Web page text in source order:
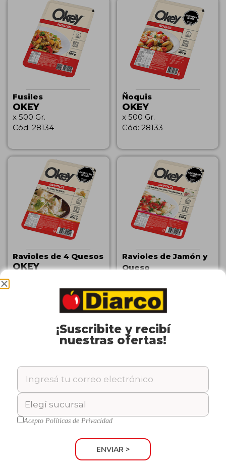
Fusiles
OKEY
x 500 Gr.
Cód: 28134
Ñoquis
OKEY
x 500 Gr.
Cód: 28133
Ravioles de 4 Quesos
OKEY
Ravioles de Jamón y
Queso
x 500 Gr.
Cód: 24308
Ravioles de Pollo y
Verdura
Ravioles de Ricotta
x 500 Gr.
Cód: 24306
¡Suscribite y recibí
nuestras ofertas!
Acepto Políticas de Privacidad
ENVIAR >